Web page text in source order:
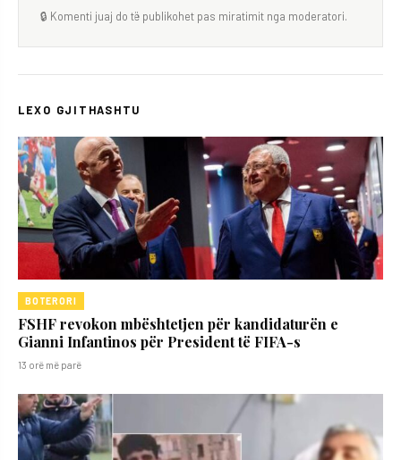
🔒 Komenti juaj do të publikohet pas miratimit nga moderatori.
LEXO GJITHASHTU
BOTERORI
FSHF revokon mbështetjen për kandidaturën e
Gianni Infantinos për President të FIFA-s
13 orë më parë